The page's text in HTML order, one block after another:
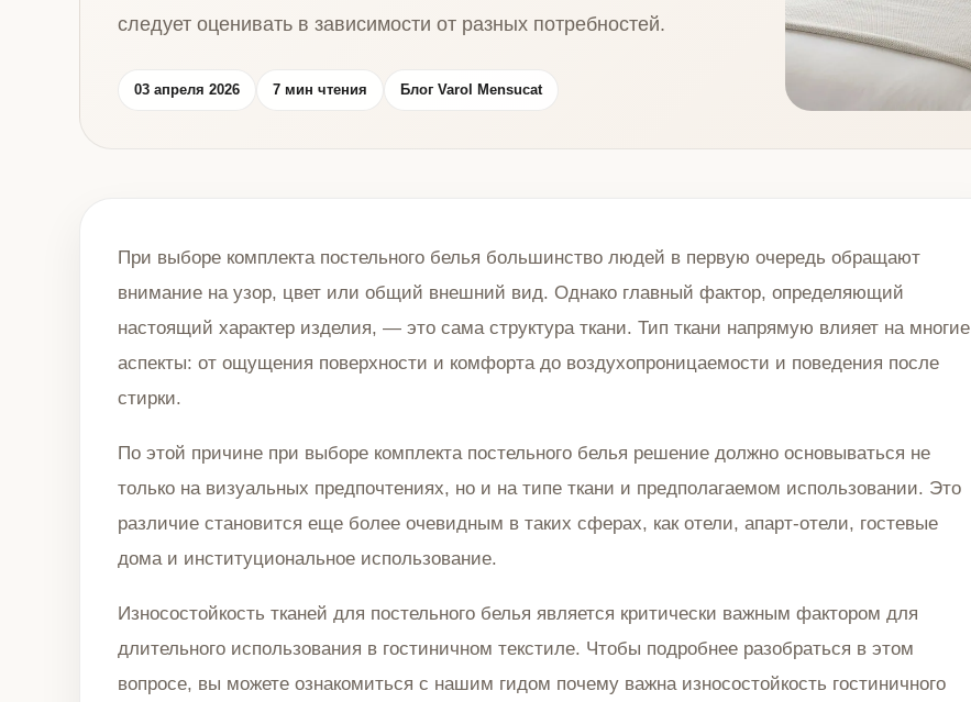
следует оценивать в зависимости от разных потребностей.
03 апреля 2026 7 мин чтения Блог Varol Mensucat
При выборе комплекта постельного белья большинство людей в первую очередь обращают
внимание на узор, цвет или общий внешний вид. Однако главный фактор, определяющий
настоящий характер изделия, — это сама структура ткани. Тип ткани напрямую влияет на многие
аспекты: от ощущения поверхности и комфорта до воздухопроницаемости и поведения после
стирки.
По этой причине при выборе комплекта постельного белья решение должно основываться не
только на визуальных предпочтениях, но и на типе ткани и предполагаемом использовании. Это
различие становится еще более очевидным в таких сферах, как отели, апарт-отели, гостевые
дома и институциональное использование.
Износостойкость тканей для постельного белья является критически важным фактором для
длительного использования в гостиничном текстиле. Чтобы подробнее разобраться в этом
вопросе, вы можете ознакомиться с нашим гидом почему важна износостойкость гостиничного